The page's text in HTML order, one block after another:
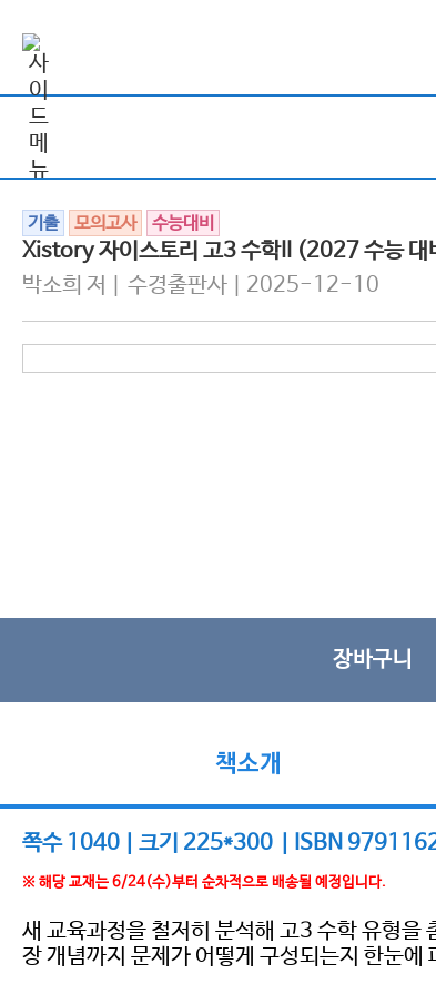
기출 모의고사 수능대비
Xistory 자이스토리 고3 수학II (2027 수능 대
박소희 저 | 수경출판사 | 2025-12-10
장바구니
책소개
쪽수 1040 | 크기 225*300 | ISBN
※ 해당 교재는 6/24(수)부터 순차적으로 배송될 예정입니다.
새 교육과정을 철저히 분석해 고3 수학 유형을
장 개념까지 문제가 어떻게 구성되는지 한눈